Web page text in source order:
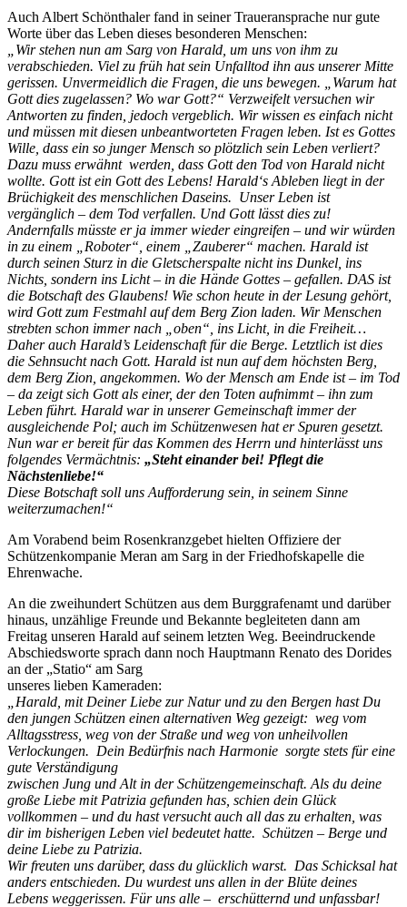
Auch Albert Schönthaler fand in seiner Traueransprache nur gute
Worte über das Leben dieses besonderen Menschen:
„Wir stehen nun am Sarg von Harald, um uns von ihm zu
verabschieden. Viel zu früh hat sein Unfalltod ihn aus unserer Mitte
gerissen. Unvermeidlich die Fragen, die uns bewegen. „Warum hat
Gott dies zugelassen? Wo war Gott?“ Verzweifelt versuchen wir
Antworten zu finden, jedoch vergeblich. Wir wissen es einfach nicht
und müssen mit diesen unbeantworteten Fragen leben. Ist es Gottes
Wille, dass ein so junger Mensch so plötzlich sein Leben verliert?
Dazu muss erwähnt werden, dass Gott den Tod von Harald nicht
wollte. Gott ist ein Gott des Lebens! Harald‘s Ableben liegt in der
Brüchigkeit des menschlichen Daseins. Unser Leben ist
vergänglich – dem Tod verfallen. Und Gott lässt dies zu!
Andernfalls müsste er ja immer wieder eingreifen – und wir würden
in zu einem „Roboter“, einem „Zauberer“ machen. Harald ist
durch seinen Sturz in die Gletscherspalte nicht ins Dunkel, ins
Nichts, sondern ins Licht – in die Hände Gottes – gefallen. DAS ist
die Botschaft des Glaubens! Wie schon heute in der Lesung gehört,
wird Gott zum Festmahl auf dem Berg Zion laden. Wir Menschen
strebten schon immer nach „oben“, ins Licht, in die Freiheit…
Daher auch Harald’s Leidenschaft für die Berge. Letztlich ist dies
die Sehnsucht nach Gott. Harald ist nun auf dem höchsten Berg,
dem Berg Zion, angekommen. Wo der Mensch am Ende ist – im Tod
– da zeigt sich Gott als einer, der den Toten aufnimmt – ihn zum
Leben führt. Harald war in unserer Gemeinschaft immer der
ausgleichende Pol; auch im Schützenwesen hat er Spuren gesetzt.
Nun war er bereit für das Kommen des Herrn und hinterlässt uns
folgendes Vermächtnis: „Steht einander bei! Pflegt die
Nächstenliebe!“
Diese Botschaft soll uns Aufforderung sein, in seinem Sinne
weiterzumachen!“
Am Vorabend beim Rosenkranzgebet hielten Offiziere der
Schützenkompanie Meran am Sarg in der Friedhofskapelle die
Ehrenwache.
An die zweihundert Schützen aus dem Burggrafenamt und darüber
hinaus, unzählige Freunde und Bekannte begleiteten dann am
Freitag unseren Harald auf seinem letzten Weg. Beeindruckende
Abschiedsworte sprach dann noch Hauptmann Renato des Dorides
an der „Statio“ am Sarg
unseres lieben Kameraden:
„Harald, mit Deiner Liebe zur Natur und zu den Bergen hast Du
den jungen Schützen einen alternativen Weg gezeigt: weg vom
Alltagsstress, weg von der Straße und weg von unheilvollen
Verlockungen. Dein Bedürfnis nach Harmonie sorgte stets für eine
gute Verständigung
zwischen Jung und Alt in der Schützengemeinschaft. Als du deine
große Liebe mit Patrizia gefunden has, schien dein Glück
vollkommen – und du hast versucht auch all das zu erhalten, was
dir im bisherigen Leben viel bedeutet hatte. Schützen – Berge und
deine Liebe zu Patrizia.
Wir freuten uns darüber, dass du glücklich warst. Das Schicksal hat
anders entschieden. Du wurdest uns allen in der Blüte deines
Lebens weggerissen. Für uns alle – erschütternd und unfassbar!